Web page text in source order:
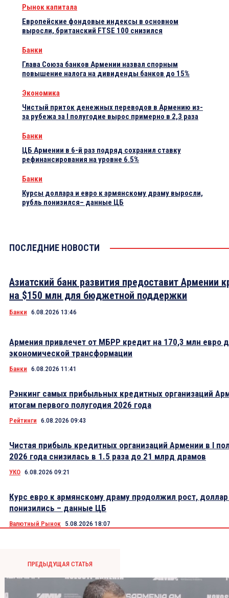
Рынок капитала
Европейские фондовые индексы в основном
выросли, британский FTSE 100 снизился
Банки
Глава Союза банков Армении назвал спорным
повышение налога на дивиденды банков до 15%
Экономика
Чистый приток денежных переводов в Армению из-
за рубежа за I полугодие вырос примерно в 2,3 раза
Банки
ЦБ Армении в 6-й раз подряд сохранил ставку
рефинансирования на уровне 6.5%
Банки
Курсы доллара и евро к армянскому драму выросли,
рубль понизился– данные ЦБ
ПОСЛЕДНИЕ НОВОСТИ
Азиатский банк развития предоставит Армении
на $150 млн для бюджетной поддержки
Банки 6.08.2026 13:46
Армения привлечет от МБРР кредит на 170,3 млн евро
экономической трансформации
Банки 6.08.2026 11:41
Рэнкинг самых прибыльных кредитных организаций
итогам первого полугодия 2026 года
Рейтинги 6.08.2026 09:43
Чистая прибыль кредитных организаций Армении в I
2026 года снизилась в 1.5 раза до 21 млрд драмов
УКО 6.08.2026 09:21
Курс евро к армянскому драму продолжил рост,
понизились – данные ЦБ
Валютный Рынок 5.08.2026 18:07
ПРЕДЫДУЩАЯ СТАТЬЯ